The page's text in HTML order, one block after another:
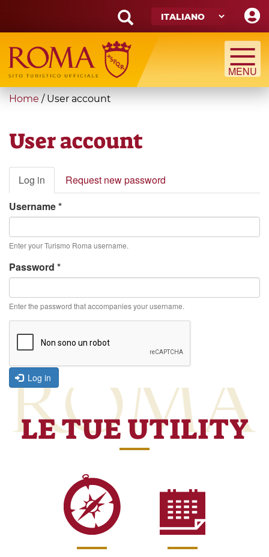
main
content
Search
form
Cerca
You
here
Home / User account
User account
Primary
tabs
Log in (active
tab)
Request new password
Username*
Enter your Turismo Roma username.
Password *
Enter the password that accompanies your username.
Log in
LE TUE UTILITY